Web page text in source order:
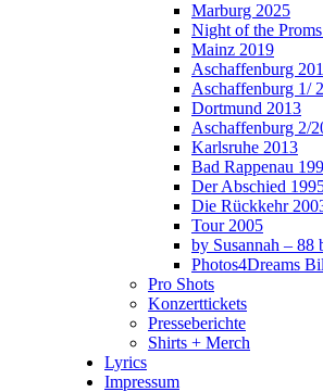
Marburg 2025
Night of the
Mainz 2019
Aschaffenburg
Aschaffenburg 1/
Dortmund 2013
Aschaffenburg 2/
Karlsruhe 2013
Bad Rappenau
Der Abschied
Die Rückkehr
Tour 2005
by Susannah – 88
Photos4Dreams
Pro Shots
Konzerttickets
Presseberichte
Shirts + Merch
Lyrics
Impressum